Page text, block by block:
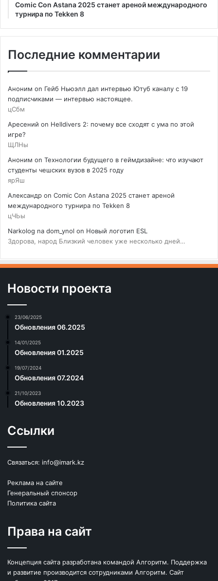
Comic Con Astana 2025 станет ареной международного
турнира по Tekken 8
Последние комментарии
Аноним on Гейб Ньюэлл дал интервью Ютуб каналу с 19
подписчиками — интервью настоящее.
цСбм
Аресений on Helldivers 2: почему все сходят с ума по этой
игре?
ЩЛНы
Аноним on Технологии будущего в геймдизайне: что изучают
студенты чешских вузов в 2025 году
ярЯш
Александр on Comic Con Astana 2025 станет ареной
международного турнира по Tekken 8
цЧЬы
Narkolog na dom_ynol on Новый логотип ESL
Здорова, народ Близкий человек уже несколько дней…
Новости проекта
23/06/2025
Обновления 06.2025
14/01/2025
Обновления 01.2025
19/07/2024
Обновления 07.2024
21/10/2023
Обновления 10.2023
Ссылки
Связаться: info@imark.kz
Реклама на сайте
Генеральный спонсор
Политика сайта
Права на сайт
Концепция сайта разработана командой Алгоритм. Поддержка
и развитие производится сотрудниками Алгоритм. Сайт